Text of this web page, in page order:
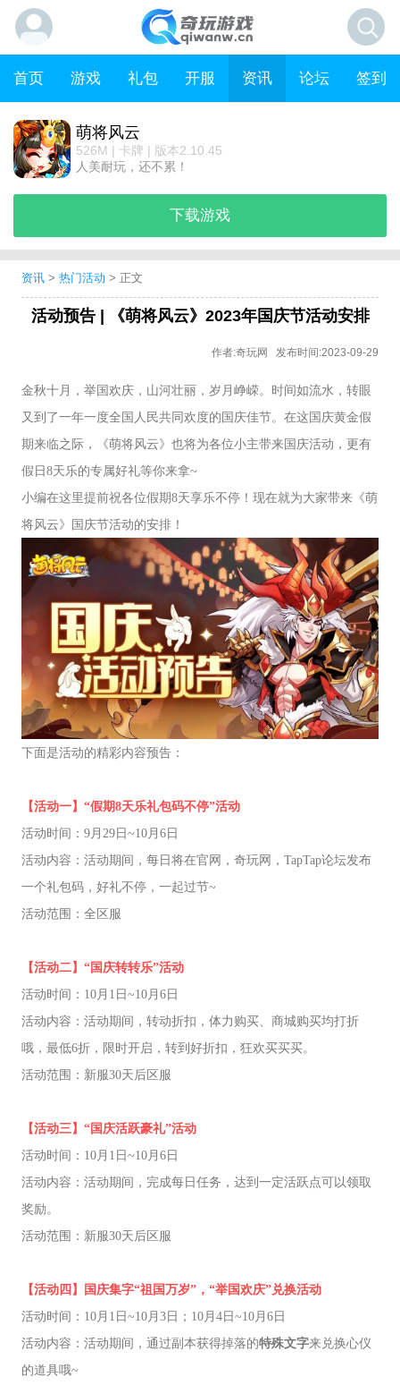
首页 游戏 礼包 开服 资讯 论坛 签到
萌将风云
526M | 卡牌 | 版本2.10.45
人美耐玩，还不累！
下载游戏
资讯> 热门活动 > 正文
活动预告 | 《萌将风云》2023年国庆节活动安排
作者:奇玩网 发布时间:2023-09-29
金秋十月，举国欢庆，山河壮丽，岁月峥嵘。时间如流水，转眼
又到了一年一度全国人民共同欢度的国庆佳节。在这国庆黄金假
期来临之际，《萌将风云》也将为各位小主带来国庆活动，更有
假日8天乐的专属好礼等你来拿~
小编在这里提前祝各位假期8天享乐不停！现在就为大家带来《萌
将风云》国庆节活动的安排！
下面是活动的精彩内容预告：
【活动一】“假期8天乐礼包码不停”活动
活动时间：9月29日~10月6日
活动内容：活动期间，每日将在官网，奇玩网，TapTap论坛发布
一个礼包码，好礼不停，一起过节~
活动范围：全区服
【活动二】“国庆转转乐”活动
活动时间：10月1日~10月6日
活动内容：活动期间，转动折扣，体力购买、商城购买均打折
哦，最低6折，限时开启，转到好折扣，狂欢买买买。
活动范围：新服30天后区服
【活动三】“国庆活跃豪礼”活动
活动时间：10月1日~10月6日
活动内容：活动期间，完成每日任务，达到一定活跃点可以领取
奖励。
活动范围：新服30天后区服
【活动四】国庆集字“祖国万岁”，“举国欢庆”兑换活动
活动时间：10月1日~10月3日；10月4日~10月6日
活动内容：活动期间，通过副本获得掉落的特殊文字来兑换心仪
的道具哦~